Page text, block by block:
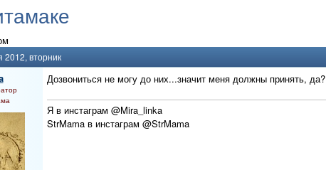
2012, вторник
Дозвониться не могу до них...значит меня должны принять, да?
Я в инстаграм @Mira_linka
StrMama в инстаграм @StrMama